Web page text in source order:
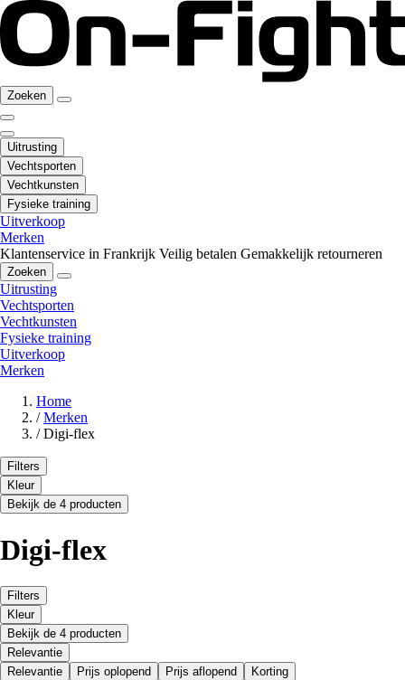
Zoeken
Uitrusting
Vechtsporten
Vechtkunsten
Fysieke training
Uitverkoop
Merken
Klantenservice in Frankrijk Veilig betalen Gemakkelijk retourneren
Zoeken
Uitrusting
Vechtsporten
Vechtkunsten
Fysieke training
Uitverkoop
Merken
Home
/ Merken
/ Digi-flex
Filters
Kleur
Bekijk de 4 producten
Digi-flex
Filters
Kleur
Bekijk de 4 producten
Relevantie
Relevantie
Prijs oplopend Prijs aflopend Korting